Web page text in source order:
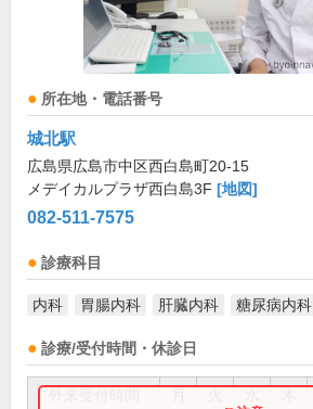
所在地・電話番号
城北駅
広島県広島市中区西白島町20-15
メデイカルプラザ西白島3F [地図]
082-511-7575
診療科目
内科 胃腸内科 肝臓内科 糖尿病内科
診療/受付時間・休診日